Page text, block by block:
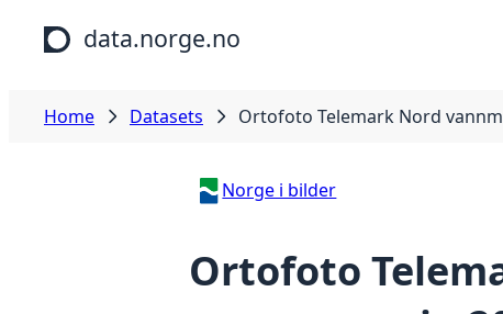
Skip to main content
data.norge.no
Home Datasets Ortofoto Telemark Nord
Norge i bilder
Ortofoto